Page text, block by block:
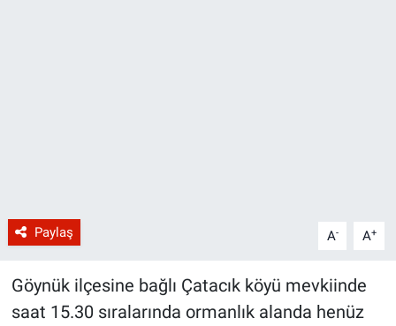
Paylaş A- A+
Göynük ilçesine bağlı Çatacık köyü mevkiinde
saat 15.30 sıralarında ormanlık alanda henüz